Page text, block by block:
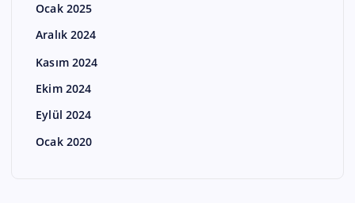
Ocak 2025
Aralık 2024
Kasım 2024
Ekim 2024
Eylül 2024
Ocak 2020